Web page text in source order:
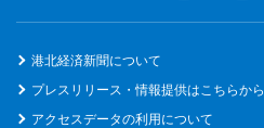
港北経済新聞について
プレスリリース・情報提供はこちらから
アクセスデータの利用について